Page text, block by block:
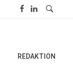
REDAKTION